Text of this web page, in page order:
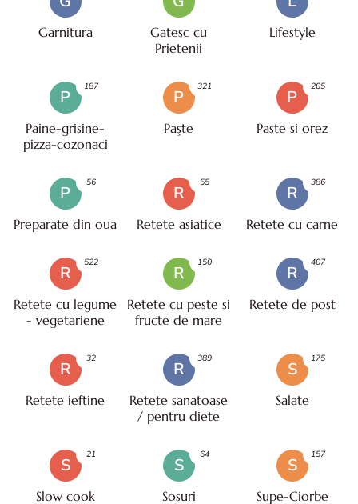
Garnitura
Gatesc cu
Prietenii
Lifestyle
P
Paine-grisine-
pizza-cozonaci
187
P
Paşte
321
P
Paste si orez
205
P
Preparate din oua
56
R
Retete asiatice
55
R
Retete cu carne
386
R
Retete cu legume
- vegetariene
522
R
Retete cu peste si
fructe de mare
150
R
Retete de post
407
R
Retete ieftine
32
R
Retete sanatoase
/ pentru diete
389
S
Salate
175
S
Slow cook
21
S
Sosuri
64
S
Supe-Ciorbe
157